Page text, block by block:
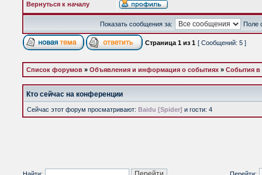
Вернуться к началу
Показать сообщения за: Поле
Страница 1 из 1 [ Сообщений: 5 ]
Список форумов » Объявления и информация о событиях » События в
Кто сейчас на конференции
Сейчас этот форум просматривают: Baidu [Spider] и гости: 4